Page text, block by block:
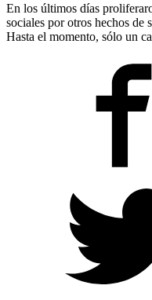
En los últimos días
sociales por otros hechos de
Hasta el momento, sólo un